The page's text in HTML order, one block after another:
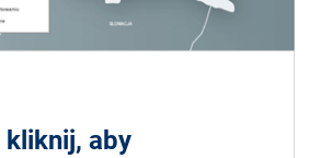
kliknij, aby